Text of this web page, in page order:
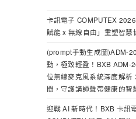
卡訊電子 COMPUTEX
賦能 x 無線自由」重塑智慧
(prompt手動生成圖)ADM-
動，極致輕盈！BXB ADM-
位無線麥克風系統深度解析
間，守護講師聲帶健康的智
迎戰 AI 新時代！BXB 卡訊